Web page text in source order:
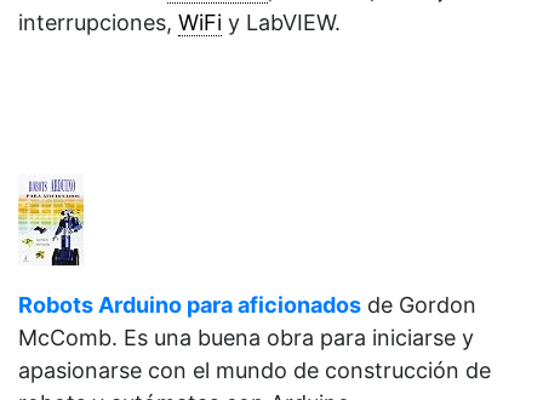
interrupciones, WiFi y LabVIEW.
Robots Arduino para aficionados de Gordon
McComb. Es una buena obra para iniciarse y
apasionarse con el mundo de construcción de